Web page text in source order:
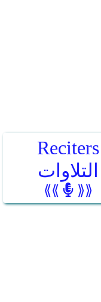
Reciters
التلاوات
⟪⟪ ⟫⟫